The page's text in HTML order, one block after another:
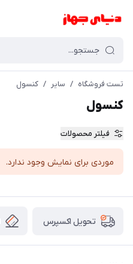
تست فروشگاه / سایر / کنسول
کنسول
فیلتر محصولات
موردی برای نمایش وجود ندارد.
تحویل اکسپرس